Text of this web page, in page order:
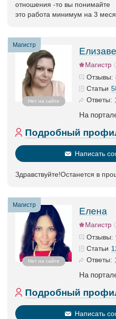
отношения -то вы понимайте
это работа минимум на 3
Магистр
Нет на сайте
Магистр
Отзывы:
Статьи
Ответы:
На
Подробный
Написать
Здравствуйте!Останется в
Магистр
Нет на сайте
Елена
Магистр
Отзывы:
Статьи
Ответы:
На
Подробный
Написать